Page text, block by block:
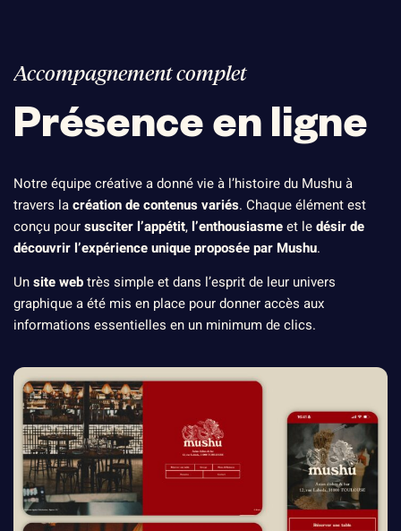
Accompagnement complet
Présence en ligne
Notre équipe créative a donné vie à l’histoire du Mushu à
travers lacréation de contenus variés. Chaque élément est
conçu poursusciter l’appétit, l’enthousiasmeet ledésir de
découvrir l’expérience unique proposée par Mushu.
Unsite webtrès simple et dans l’esprit de leur univers
graphique a été mis en place pour donner accès aux
informations essentielles en un minimum de clics.